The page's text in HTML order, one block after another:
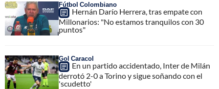
Fútbol Colombiano
Hernán Darío Herrera, tras empate con
Millonarios: "No estamos tranquilos con 30
puntos"
Gol Caracol
En un partido accidentado, Inter de Milán
derrotó 2-0 a Torino y sigue soñando con el
'scudetto'